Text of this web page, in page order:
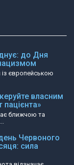
до Дня
європейською
власним
пацієнта»
ближчою та
Червоного
сила